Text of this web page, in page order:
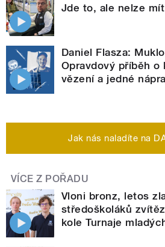
Jde to, ale nelze
Daniel Flasza:
Opravdový příběh o
vězení a jedné
Jak nás naladíte na
VÍCE Z POŘADU
Vloni bronz, letos
středoškoláků
kole Turnaje